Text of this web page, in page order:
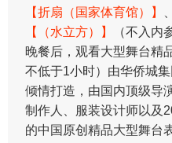
【折扇（国家体育馆）】
【（水立方）】
（不入内
晚餐后，观看大型舞台精
不低于1小时）由华侨城
倾情打造，由国内顶级导
制作人、服装设计师以及
的中国原创精品大型舞台